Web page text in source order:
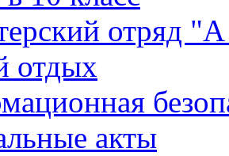
отряд
отдых
акты